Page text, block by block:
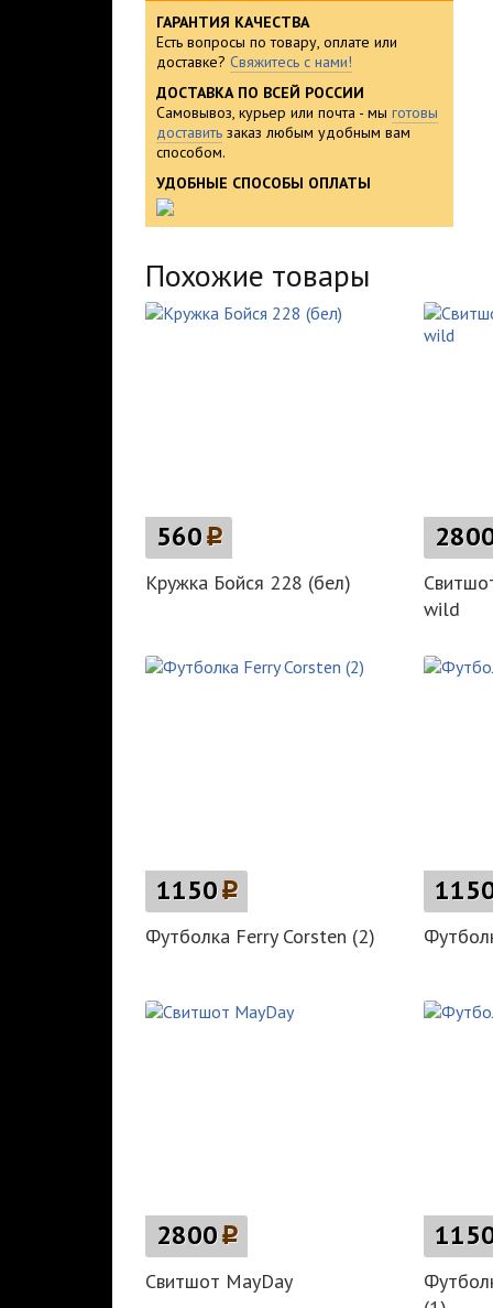
ГАРАНТИЯ КАЧЕСТВА
Есть вопросы по товару, оплате или
доставке? Свяжитесь с нами!
ДОСТАВКА ПО ВСЕЙ РОССИИ
Самовывоз, курьер или почта - мы готовы
доставить заказ любым удобным вам
способом.
УДОБНЫЕ СПОСОБЫ ОПЛАТЫ
Похожие товары
560p
Кружка Бойся 228 (бел)
wild
1150p
Футболка Ferry Corsten (2)
2800p
Свитшот MayDay